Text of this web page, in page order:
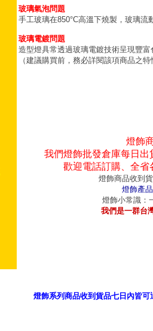
玻璃氣泡問題
手工玻璃在850°C高溫下燒製，玻璃
玻璃電鍍問題
造型燈具常透過玻璃電鍍技術呈現豐
（建議購買前，務必詳閱該項商品之
燈飾
我們燈飾批發倉庫每日
歡迎電話訂購、全
燈飾商品收到
燈飾產
燈飾小常識：
我們是一群台
燈飾系列商品收到貨品七日內皆